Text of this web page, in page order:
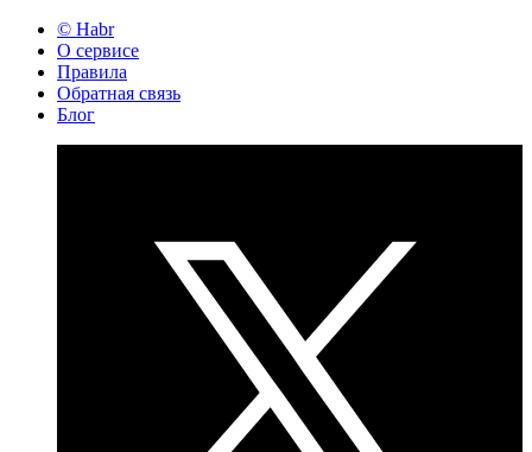
© Habr
О сервисе
Правила
Обратная связь
Блог